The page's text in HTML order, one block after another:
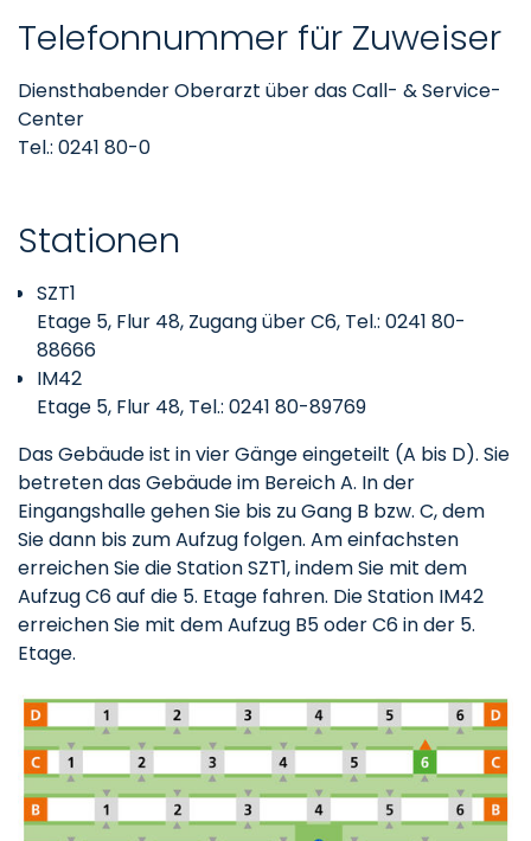
Telefonnummer für Zuweiser
Diensthabender Oberarzt über das Call- & Service-
Center
Tel.: 0241 80-0
Stationen
SZT1
Etage 5, Flur 48, Zugang über C6, Tel.: 0241 80-
88666
IM42
Etage 5, Flur 48, Tel.: 0241 80-89769
Das Gebäude ist in vier Gänge eingeteilt (A bis D). Sie
betreten das Gebäude im Bereich A. In der
Eingangshalle gehen Sie bis zu Gang B bzw. C, dem
Sie dann bis zum Aufzug folgen. Am einfachsten
erreichen Sie die Station SZT1, indem Sie mit dem
Aufzug C6 auf die 5. Etage fahren. Die Station IM42
erreichen Sie mit dem Aufzug B5 oder C6 in der 5.
Etage.